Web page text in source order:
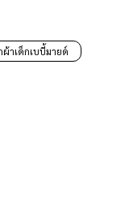
าเด็กเบบี้มายด์